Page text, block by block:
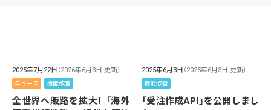
2025年7月22日 （2026年6月3日 更新）
ニュース 機能改善
全世界へ販路を拡大！ 「海外
2025年6月3日 （2025年6月3日 更新）
機能改善
「受注作成API」を公開しまし